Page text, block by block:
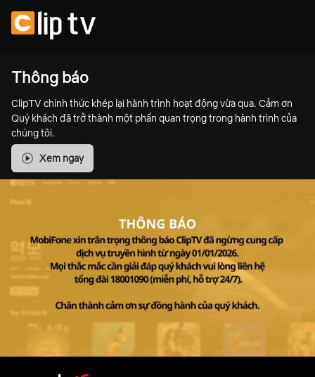
Thông báo
ClipTV chính thức khép lại hành trình hoạt động vừa qua. Cảm ơn
Quý khách đã trở thành một phần quan trọng trong hành trình của
chúng tôi.
Xem ngay